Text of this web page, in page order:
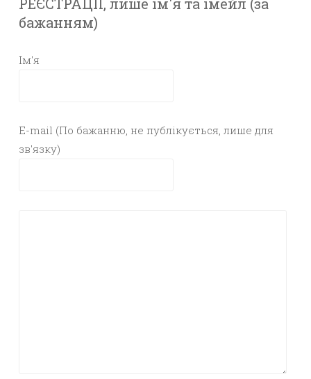
бажанням)
Ім'я
E-mail (По бажанню, не публікується, лише для
зв'язку)